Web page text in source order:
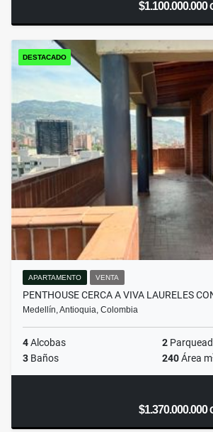
$1.100.000.000
DESTACADO
APARTAMENTO VENTA
PENTHOUSE CERCA A VIVA LAURELES
Medellín, Antioquia, Colombia
4Alcobas 2
3 Baños 240Área m
$1.370.000.000